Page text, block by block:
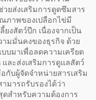
ยส่งเสริมการดูดซึมสาร
ภาพของเปลือกไข่มี
งสัตว์ปีก เนื่องจากเป็น
มมั่นคงของธุรกิจ ด้วย
บมาเพื่อลดความเครียด
ละส่งเสริมการดูแลสัตว์
กับผู้จัดจำหน่ายสารเสริม
มารถรับรองได้ว่า
สำหรับความต้องการ